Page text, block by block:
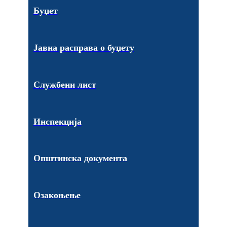
Буџет
Јавна расправа о буџету
Службени лист
Инспекција
Општинска документа
Озакоњење